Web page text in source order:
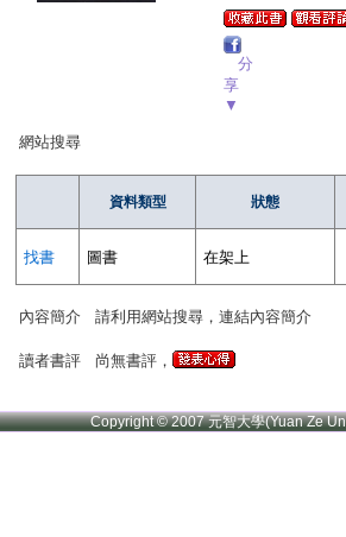
分
享
▼
網站搜尋
資料類型 狀態
找書 圖書 在架上
內容簡介 請利用網站搜尋，連結內容簡介
讀者書評 尚無書評，
Copyright © 2007 元智大學(Yuan Ze